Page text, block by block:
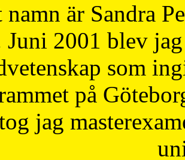
är Sandra
Juni 2001 blev
som
på
jag